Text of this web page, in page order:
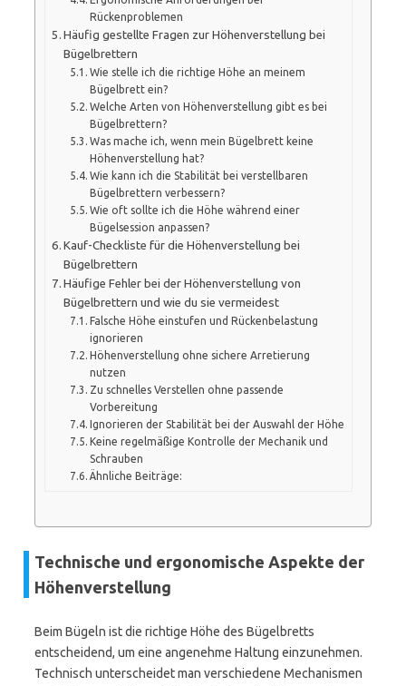
Rückenproblemen
Häufig gestellte Fragen zur Höhenverstellung bei
Bügelbrettern
Wie stelle ich die richtige Höhe an meinem
Bügelbrett ein?
Welche Arten von Höhenverstellung gibt es bei
Bügelbrettern?
Was mache ich, wenn mein Bügelbrett keine
Höhenverstellung hat?
Wie kann ich die Stabilität bei verstellbaren
Bügelbrettern verbessern?
Wie oft sollte ich die Höhe während einer
Bügelsession anpassen?
Kauf-Checkliste für die Höhenverstellung bei
Bügelbrettern
Häufige Fehler bei der Höhenverstellung von
Bügelbrettern und wie du sie vermeidest
Falsche Höhe einstufen und Rückenbelastung
ignorieren
Höhenverstellung ohne sichere Arretierung
nutzen
Zu schnelles Verstellen ohne passende
Vorbereitung
Ignorieren der Stabilität bei der Auswahl der Höhe
Keine regelmäßige Kontrolle der Mechanik und
Schrauben
Ähnliche Beiträge:
Technische und ergonomische Aspekte der
Höhenverstellung
Beim Bügeln ist die richtige Höhe des Bügelbretts
entscheidend, um eine angenehme Haltung einzunehmen.
Technisch unterscheidet man verschiedene Mechanismen